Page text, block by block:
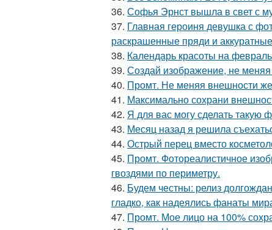
36. Софья Эрнст вышла в свет с
37. Главная героиня девушка с
раскрашенные пряди и
38. Календарь красоты на
39. Создай изображение, не
40. Промт. Не меняя внешности
41. Максимально сохрани
42. Я для вас могу сделать такую
43. Месяц назад я решила
44. Острый перец вместо
45. Промт. Фотореалистичное
гвоздями по периметру.
46. Будем честны: релиз
гладко, как надеялись фанаты
47. Промт. Мое лицо на 100%